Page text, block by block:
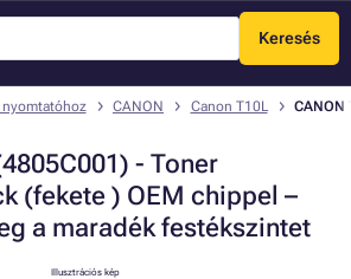
Keresés
Menü
nyomtatóhoz CANON Canon T10L CANON
- Toner
(fekete ) OEM chippel –
a maradék festékszintet
Illusztrációs kép